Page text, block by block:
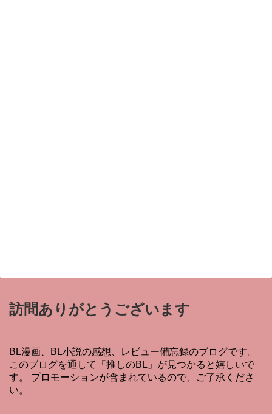
訪問ありがとうございます
BL漫画、BL小説の感想、レビュー備忘録のブログです。
このブログを通して「推しのBL」が見つかると嬉しいで
す。 プロモーションが含まれているので、ご了承くださ
い。